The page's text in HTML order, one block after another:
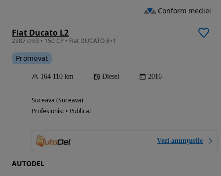
Fiat Ducato L2
2287 cm3 • 150 CP • Fiat DUCATO 8+1
Promovat
164 110 km Diesel 2016
Suceava (Suceava)
Profesionist • Publicat
Vezi anunțurile
AUTODEL
Conform mediei